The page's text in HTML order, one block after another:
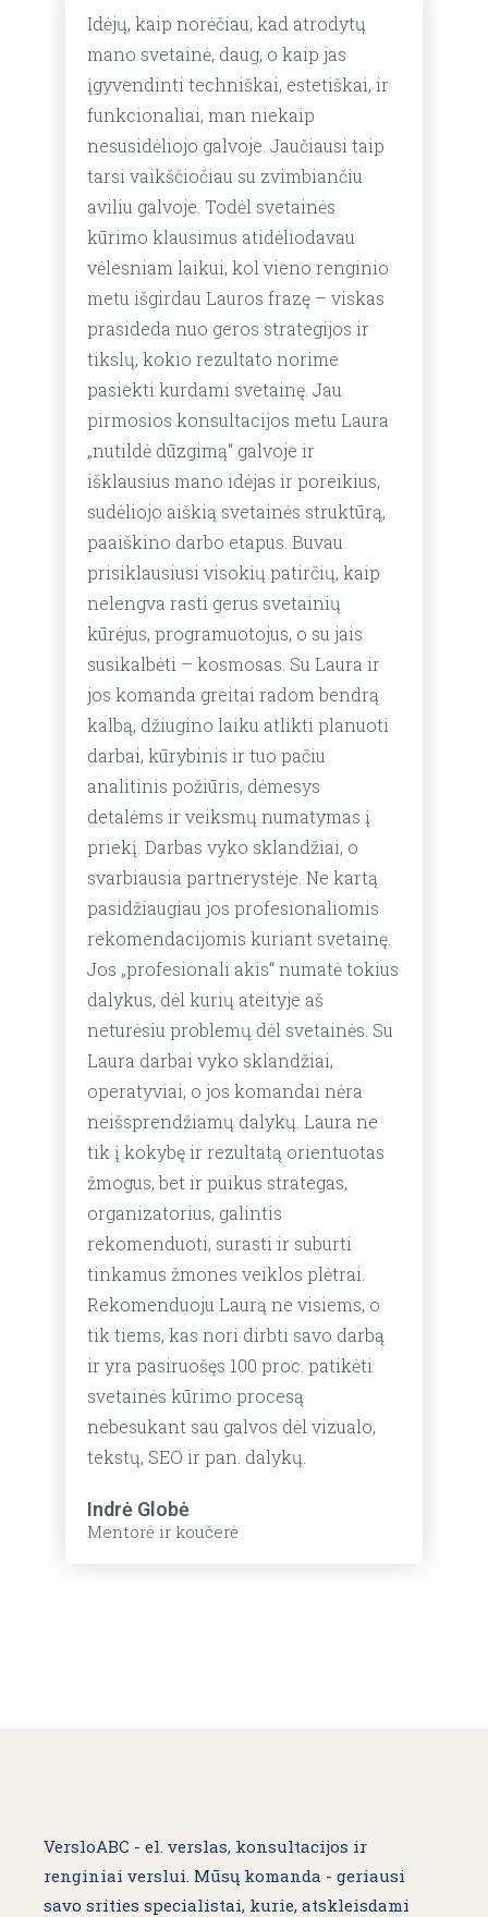
Idėjų, kaip norėčiau, kad atrodytų
mano svetainė, daug, o kaip jas
įgyvendinti techniškai, estetiškai, ir
funkcionaliai, man niekaip
nesusidėliojo galvoje. Jaučiausi taip
tarsi vaikščiočiau su zvimbiančiu
aviliu galvoje. Todėl svetainės
kūrimo klausimus atidėliodavau
vėlesniam laikui, kol vieno renginio
metu išgirdau Lauros frazę – viskas
prasideda nuo geros strategijos ir
tikslų, kokio rezultato norime
pasiekti kurdami svetainę. Jau
pirmosios konsultacijos metu Laura
„nutildė dūzgimą“ galvoje ir
išklausius mano idėjas ir poreikius,
sudėliojo aiškią svetainės struktūrą,
paaiškino darbo etapus. Buvau
prisiklausiusi visokių patirčių, kaip
nelengva rasti gerus svetainių
kūrėjus, programuotojus, o su jais
susikalbėti – kosmosas. Su Laura ir
jos komanda greitai radom bendrą
kalbą, džiugino laiku atlikti planuoti
darbai, kūrybinis ir tuo pačiu
analitinis požiūris, dėmesys
detalėms ir veiksmų numatymas į
priekį. Darbas vyko sklandžiai, o
svarbiausia partnerystėje. Ne kartą
pasidžiaugiau jos profesionaliomis
rekomendacijomis kuriant svetainę.
Jos „profesionali akis“ numatė tokius
dalykus, dėl kurių ateityje aš
neturėsiu problemų dėl svetainės. Su
Laura darbai vyko sklandžiai,
operatyviai, o jos komandai nėra
neišsprendžiamų dalykų. Laura ne
tik į kokybę ir rezultatą orientuotas
žmogus, bet ir puikus strategas,
organizatorius, galintis
rekomenduoti, surasti ir suburti
tinkamus žmones veiklos plėtrai.
Rekomenduoju Laurą ne visiems, o
tik tiems, kas nori dirbti savo darbą
ir yra pasiruošęs 100 proc. patikėti
svetainės kūrimo procesą
nebesukant sau galvos dėl vizualo,
tekstų, SEO ir pan. dalykų.
Indrė Globė
Mentorė ir koučerė
VersloABC - el. verslas, konsultacijos ir
renginiai verslui. Mūsų komanda - geriausi
savo srities specialistai, kurie, atskleisdami